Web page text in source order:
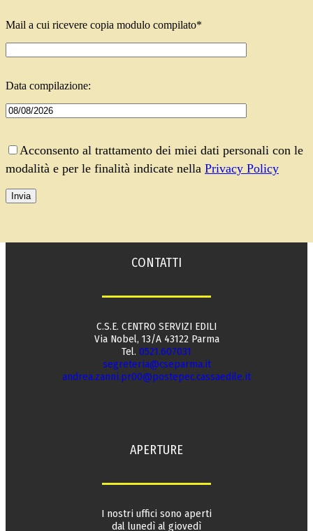
Mail a cui ricevere copia modulo compilato*
Data compilazione:
Acconsento al trattamento dei miei dati personali con le
modalità e per le finalità indicate nella Privacy Policy
CONTATTI
C.S.E. CENTRO SERVIZI EDILI
Via Nobel, 13/A 43122 Parma
Tel. 0521.607031
segreteria@cseparma.it
andrea.zanni.pr00@postepec.cassaedile.it
APERTURE
I nostri uffici sono aperti
dal lunedì al giovedì